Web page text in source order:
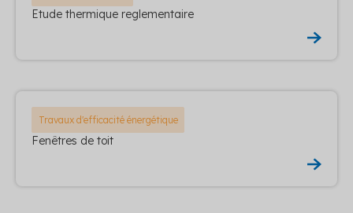
Etude thermique reglementaire
Travaux d'efficacité énergétique
Fenêtres de toit